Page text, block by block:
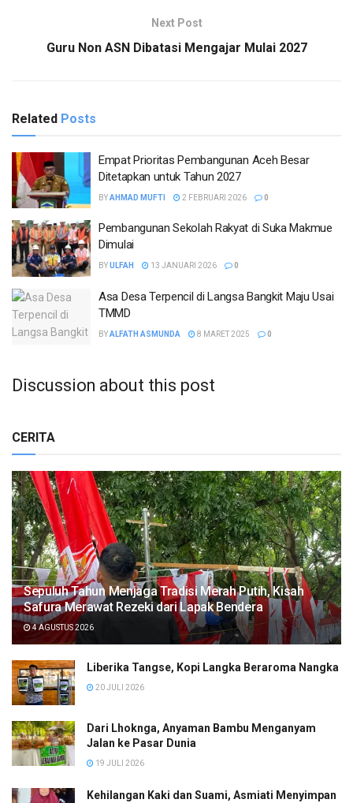
Next Post
Guru Non ASN Dibatasi Mengajar Mulai 2027
Related Posts
Empat Prioritas Pembangunan Aceh Besar
Ditetapkan untuk Tahun 2027
BYAHMAD MUFTI 2 FEBRUARI 2026 0
Pembangunan Sekolah Rakyat di Suka Makmue
Dimulai
BYULFAH 13 JANUARI 2026 0
Asa Desa Terpencil di Langsa Bangkit Maju Usai
TMMD
BYALFATH ASMUNDA 8 MARET 2025 0
Discussion about this post
CERITA
Sepuluh Tahun Menjaga Tradisi Merah Putih, Kisah
Safura Merawat Rezeki dari Lapak Bendera
4 AGUSTUS 2026
Liberika Tangse, Kopi Langka Beraroma Nangka
20 JULI 2026
Dari Lhoknga, Anyaman Bambu Menganyam
Jalan ke Pasar Dunia
19 JULI 2026
Kehilangan Kaki dan Suami, Asmiati Menyimpan